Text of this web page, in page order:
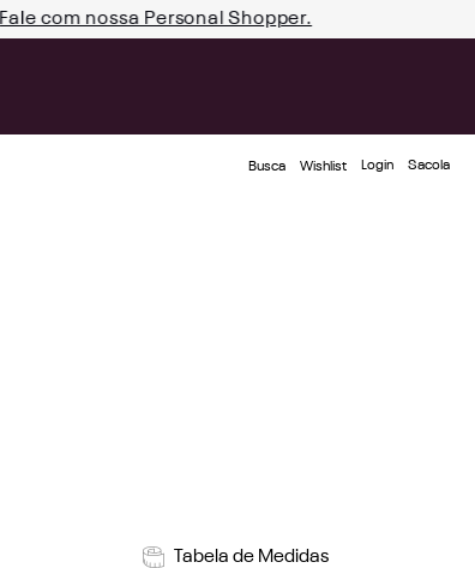
Fale com nossa Personal Shopper.
Busca Wishlist Login
Tabela de Medidas